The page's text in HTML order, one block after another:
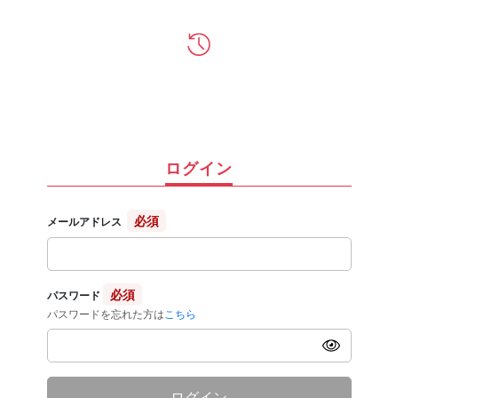
ログイン
メールアドレス 必須
パスワード 必須
パスワードを忘れた方は こちら